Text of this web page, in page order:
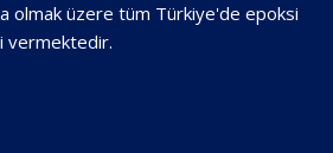
olmak üzere tüm Türkiye'de epoksi
vermektedir.